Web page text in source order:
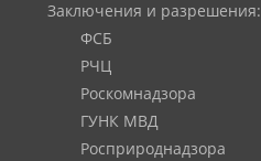
Заключения и разрешения:
ФСБ
РЧЦ
Роскомнадзора
ГУНК МВД
Росприроднадзора